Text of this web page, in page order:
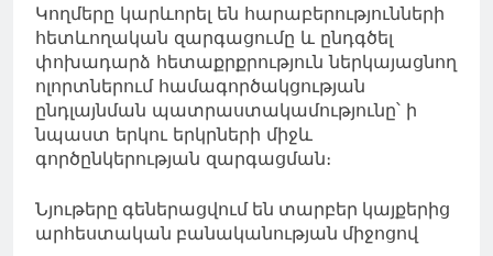
Կողմերը կարևորել են հարաբերությունների
հետևողական զարգացումը և ընդգծել
փոխադարձ հետաքրքրություն ներկայացնող
ոլորտներում համագործակցության
ընդլայնման պատրաստակամությունը՝ ի
նպաստ երկու երկրների միջև
գործընկերության զարգացման։
Նյութերը գեներացվում են տարբեր կայքերից
արհեստական բանականության միջոցով